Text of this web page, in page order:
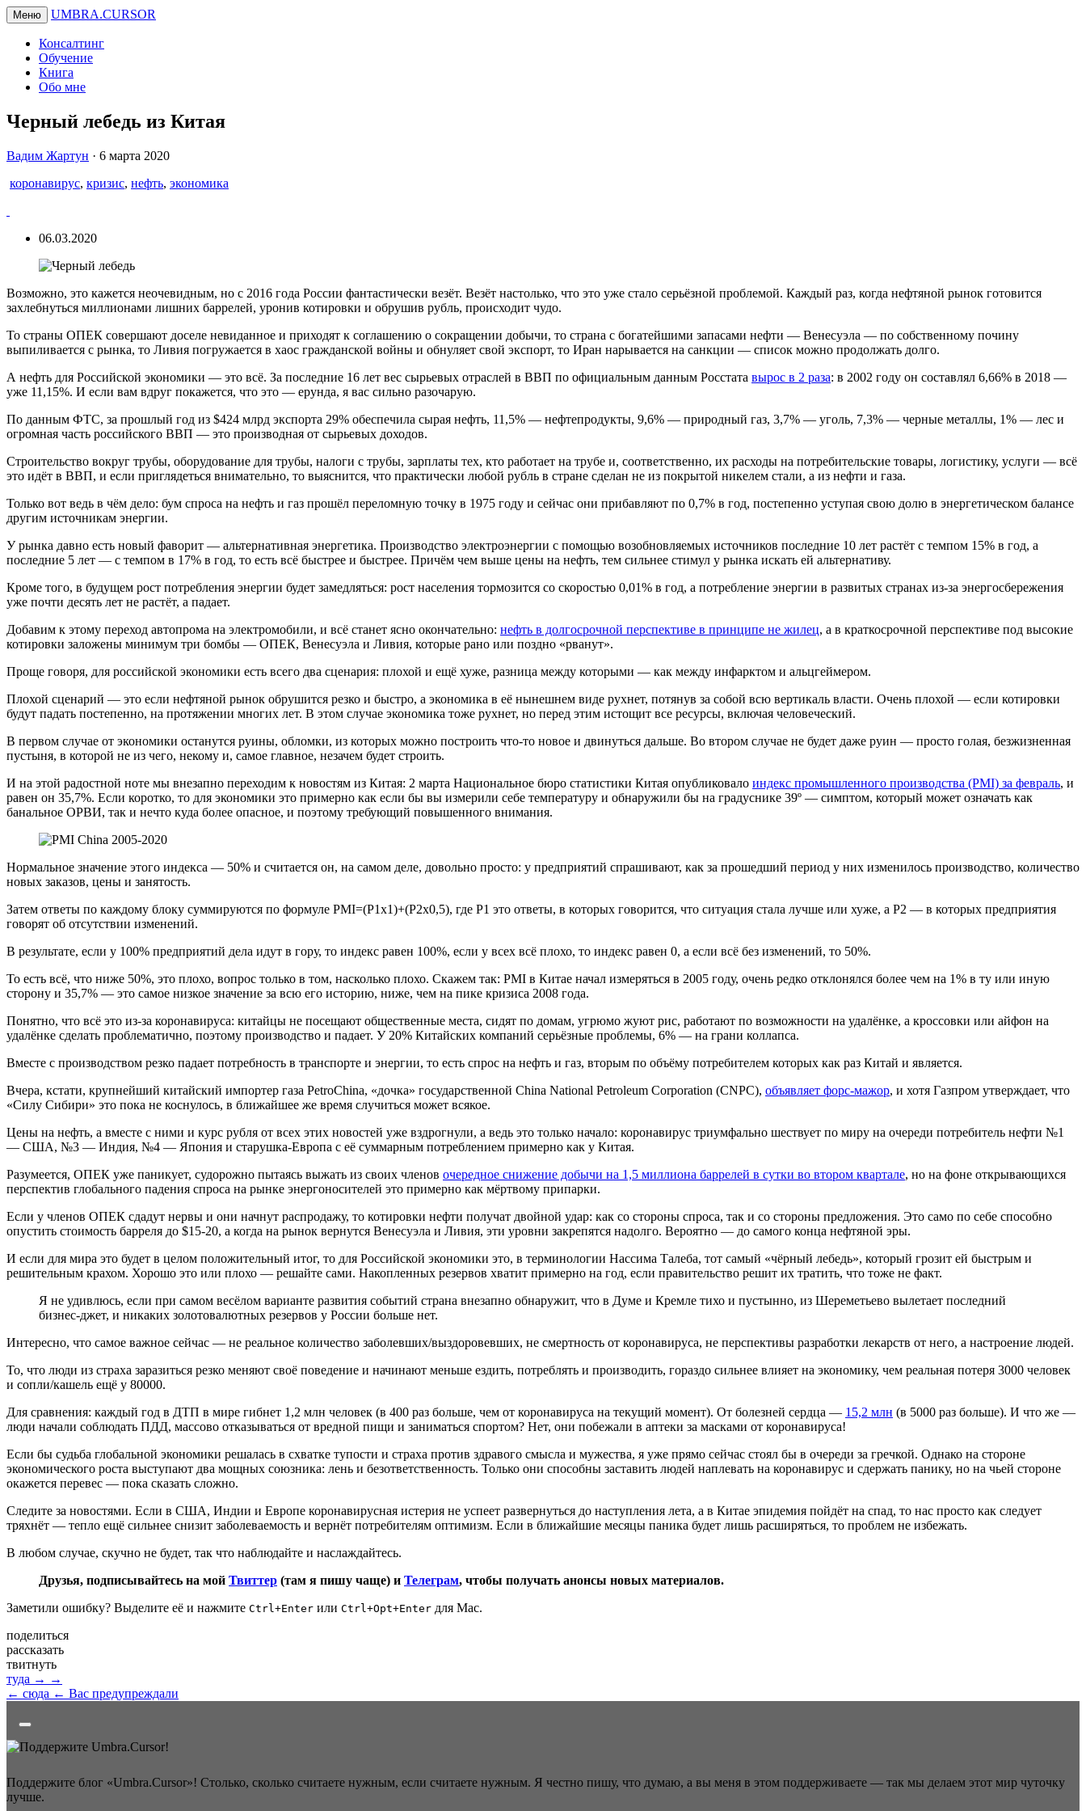
Меню UMBRA.CURSOR
Консалтинг
Обучение
Книга
Обо мне
Черный лебедь из Китая
Вадим
Вадим Жартун · 6 марта 2020
коронавирус, кризис, нефть, экономика
06.03.2020
Возможно, это кажется неочевидным, но с 2016 года России фантастически везёт. Везёт настолько, что это уже стало серьёзной проблемой. Каждый раз, когда нефтяной рынок готовится
захлебнуться миллионами лишних баррелей, уронив котировки и обрушив рубль, происходит чудо.
То страны ОПЕК совершают доселе невиданное и приходят к соглашению о сокращении добычи, то страна с богатейшими запасами нефти — Венесуэла — по собственному почину
выпиливается с рынка, то Ливия погружается в хаос гражданской войны и обнуляет свой экспорт, то Иран нарывается на санкции — список можно продолжать долго.
А нефть для Российской экономики — это всё. За последние 16 лет вес сырьевых отраслей в ВВП по официальным данным Росстата вырос в 2 раза: в 2002 году он составлял 6,66% в 2018 —
уже 11,15%. И если вам вдруг покажется, что это — ерунда, я вас сильно разочарую.
По данным ФТС, за прошлый год из $424 млрд экспорта 29% обеспечила сырая нефть, 11,5% — нефтепродукты, 9,6% — природный газ, 3,7% — уголь, 7,3% — черные металлы, 1% — лес и
огромная часть российского ВВП — это производная от сырьевых доходов.
Строительство вокруг трубы, оборудование для трубы, налоги с трубы, зарплаты тех, кто работает на трубе и, соответственно, их расходы на потребительские товары, логистику, услуги — всё
это идёт в ВВП, и если приглядеться внимательно, то выяснится, что практически любой рубль в стране сделан не из покрытой никелем стали, а из нефти и газа.
Только вот ведь в чём дело: бум спроса на нефть и газ прошёл переломную точку в 1975 году и сейчас они прибавляют по 0,7% в год, постепенно уступая свою долю в энергетическом балансе
другим источникам энергии.
У рынка давно есть новый фаворит — альтернативная энергетика. Производство электроэнергии с помощью возобновляемых источников последние 10 лет растёт с темпом 15% в год, а
последние 5 лет — с темпом в 17% в год, то есть всё быстрее и быстрее. Причём чем выше цены на нефть, тем сильнее стимул у рынка искать ей альтернативу.
Кроме того, в будущем рост потребления энергии будет замедляться: рост населения тормозится со скоростью 0,01% в год, а потребление энергии в развитых странах из-за энергосбережения
уже почти десять лет не растёт, а падает.
Добавим к этому переход автопрома на электромобили, и всё станет ясно окончательно: нефть в долгосрочной перспективе в принципе не жилец, а в краткосрочной перспективе под высокие
котировки заложены минимум три бомбы — ОПЕК, Венесуэла и Ливия, которые рано или поздно «рванут».
Проще говоря, для российской экономики есть всего два сценария: плохой и ещё хуже, разница между которыми — как между инфарктом и альцгеймером.
Плохой сценарий — это если нефтяной рынок обрушится резко и быстро, а экономика в её нынешнем виде рухнет, потянув за собой всю вертикаль власти. Очень плохой — если котировки
будут падать постепенно, на протяжении многих лет. В этом случае экономика тоже рухнет, но перед этим истощит все ресурсы, включая человеческий.
В первом случае от экономики останутся руины, обломки, из которых можно построить что-то новое и двинуться дальше. Во втором случае не будет даже руин — просто голая, безжизненная
пустыня, в которой не из чего, некому и, самое главное, незачем будет строить.
И на этой радостной ноте мы внезапно переходим к новостям из Китая: 2 марта Национальное бюро статистики Китая опубликовало индекс промышленного производства (PMI) за февраль, и
равен он 35,7%. Если коротко, то для экономики это примерно как если бы вы измерили себе температуру и обнаружили бы на градуснике 39º — симптом, который может означать как
банальное ОРВИ, так и нечто куда более опасное, и поэтому требующий повышенного внимания.
Нормальное значение этого индекса — 50% и считается он, на самом деле, довольно просто: у предприятий спрашивают, как за прошедший период у них изменилось производство, количество
новых заказов, цены и занятость.
Затем ответы по каждому блоку суммируются по формуле PMI=(P1x1)+(P2x0,5), где Р1 это ответы, в которых говорится, что ситуация стала лучше или хуже, а Р2 — в которых предприятия
говорят об отсутствии изменений.
В результате, если у 100% предприятий дела идут в гору, то индекс равен 100%, если у всех всё плохо, то индекс равен 0, а если всё без изменений, то 50%.
То есть всё, что ниже 50%, это плохо, вопрос только в том, насколько плохо. Скажем так: PMI в Китае начал измеряться в 2005 году, очень редко отклонялся более чем на 1% в ту или иную
сторону и 35,7% — это самое низкое значение за всю его историю, ниже, чем на пике кризиса 2008 года.
Понятно, что всё это из-за коронавируса: китайцы не посещают общественные места, сидят по домам, угрюмо жуют рис, работают по возможности на удалёнке, а кроссовки или айфон на
удалёнке сделать проблематично, поэтому производство и падает. У 20% Китайских компаний серьёзные проблемы, 6% — на грани коллапса.
Вместе с производством резко падает потребность в транспорте и энергии, то есть спрос на нефть и газ, вторым по объёму потребителем которых как раз Китай и является.
Вчера, кстати, крупнейший китайский импортер газа PetroChina, «дочка» государственной China National Petroleum Corporation (CNPC), объявляет форс-мажор, и хотя Газпром утверждает, что
«Силу Сибири» это пока не коснулось, в ближайшее же время случиться может всякое.
Цены на нефть, а вместе с ними и курс рубля от всех этих новостей уже вздрогнули, а ведь это только начало: коронавирус триумфально шествует по миру на очереди потребитель нефти №1
— США, №3 — Индия, №4 — Япония и старушка-Европа с её суммарным потреблением примерно как у Китая.
Разумеется, ОПЕК уже паникует, судорожно пытаясь выжать из своих членов очередное снижение добычи на 1,5 миллиона баррелей в сутки во втором квартале, но на фоне открывающихся
перспектив глобального падения спроса на рынке энергоносителей это примерно как мёртвому припарки.
Если у членов ОПЕК сдадут нервы и они начнут распродажу, то котировки нефти получат двойной удар: как со стороны спроса, так и со стороны предложения. Это само по себе способно
опустить стоимость барреля до $15-20, а когда на рынок вернутся Венесуэла и Ливия, эти уровни закрепятся надолго. Вероятно — до самого конца нефтяной эры.
И если для мира это будет в целом положительный итог, то для Российской экономики это, в терминологии Нассима Талеба, тот самый «чёрный лебедь», который грозит ей быстрым и
решительным крахом. Хорошо это или плохо — решайте сами. Накопленных резервов хватит примерно на год, если правительство решит их тратить, что тоже не факт.
Я не удивлюсь, если при самом весёлом варианте развития событий страна внезапно обнаружит, что в Думе и Кремле тихо и пустынно, из Шереметьево вылетает последний
бизнес-джет, и никаких золотовалютных резервов у России больше нет.
Интересно, что самое важное сейчас — не реальное количество заболевших/выздоровевших, не смертность от коронавируса, не перспективы разработки лекарств от него, а настроение людей.
То, что люди из страха заразиться резко меняют своё поведение и начинают меньше ездить, потреблять и производить, гораздо сильнее влияет на экономику, чем реальная потеря 3000 человек
и сопли/кашель ещё у 80000.
Для сравнения: каждый год в ДТП в мире гибнет 1,2 млн человек (в 400 раз больше, чем от коронавируса на текущий момент). От болезней сердца — 15,2 млн (в 5000 раз больше). И что же —
люди начали соблюдать ПДД, массово отказываться от вредной пищи и заниматься спортом? Нет, они побежали в аптеки за масками от коронавируса!
Если бы судьба глобальной экономики решалась в схватке тупости и страха против здравого смысла и мужества, я уже прямо сейчас стоял бы в очереди за гречкой. Однако на стороне
экономического роста выступают два мощных союзника: лень и безответственность. Только они способны заставить людей наплевать на коронавирус и сдержать панику, но на чьей стороне
окажется перевес — пока сказать сложно.
Следите за новостями. Если в США, Индии и Европе коронавирусная истерия не успеет развернуться до наступления лета, а в Китае эпидемия пойдёт на спад, то нас просто как следует
тряхнёт — тепло ещё сильнее снизит заболеваемость и вернёт потребителям оптимизм. Если в ближайшие месяцы паника будет лишь расширяться, то проблем не избежать.
В любом случае, скучно не будет, так что наблюдайте и наслаждайтесь.
Друзья, подписывайтесь на мой Твиттер (там я пишу чаще) и Телеграм, чтобы получать анонсы новых материалов.
Заметили ошибку? Выделите её и нажмите Ctrl+Enter или Ctrl+Opt+Enter для Mac.
поделиться
рассказать
твитнуть
туда → →
← сюда ← Вас предупреждали
Поддержите блог «Umbra.Cursor»! Столько, сколько считаете нужным, если считаете нужным. Я честно пишу, что думаю, а вы меня в этом поддерживаете — так мы делаем этот мир чуточку
лучше.